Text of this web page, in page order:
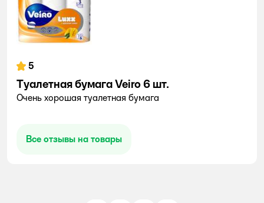
5
Туалетная бумага Veiro 6 шт.
Очень хорошая туалетная бумага
Все отзывы на товары